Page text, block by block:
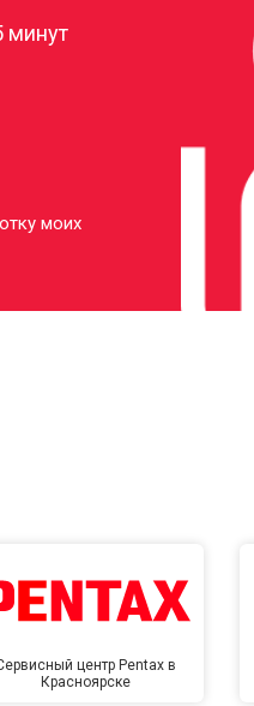
минут
моих
центр Pentax в
Красноярске